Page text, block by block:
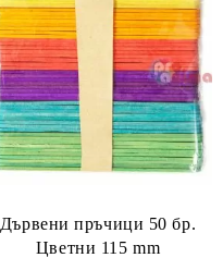
Дървени пръчици 50 бр.
Цветни 115 mm